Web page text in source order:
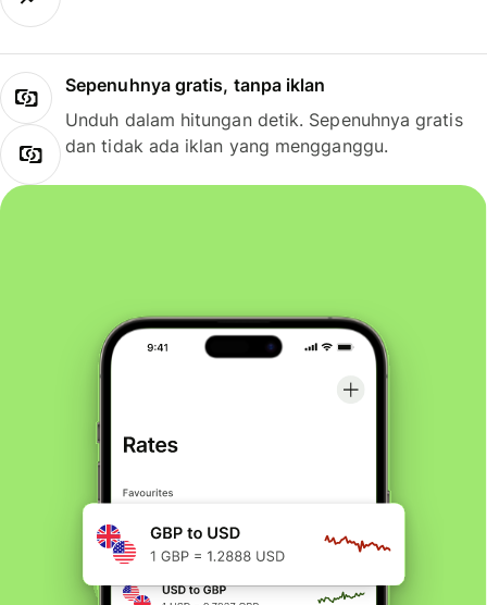
Sepenuhnya gratis, tanpa iklan
Unduh dalam hitungan detik. Sepenuhnya gratis
dan tidak ada iklan yang mengganggu.